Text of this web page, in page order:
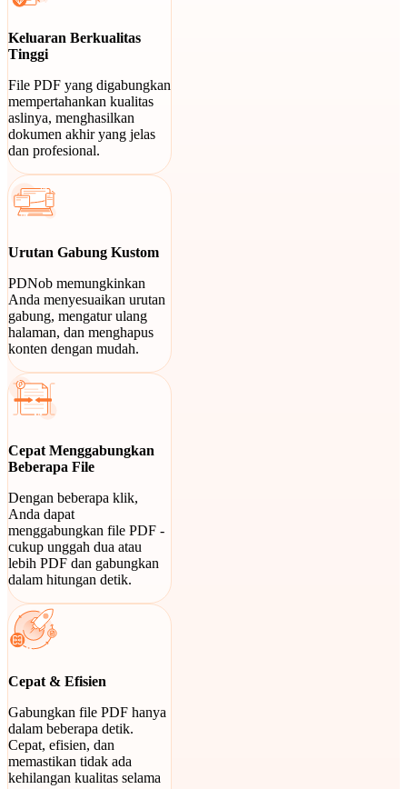
Keluaran Berkualitas
Tinggi
File PDF yang digabungkan
mempertahankan kualitas
aslinya, menghasilkan
dokumen akhir yang jelas
dan profesional.
Urutan Gabung Kustom
PDNob memungkinkan
Anda menyesuaikan urutan
gabung, mengatur ulang
halaman, dan menghapus
konten dengan mudah.
Cepat Menggabungkan
Beberapa File
Dengan beberapa klik,
Anda dapat
menggabungkan file PDF -
cukup unggah dua atau
lebih PDF dan gabungkan
dalam hitungan detik.
Cepat & Efisien
Gabungkan file PDF hanya
dalam beberapa detik.
Cepat, efisien, dan
memastikan tidak ada
kehilangan kualitas selama